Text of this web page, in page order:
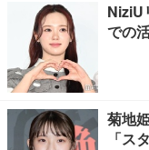
NiziU
での
菊地
「ス